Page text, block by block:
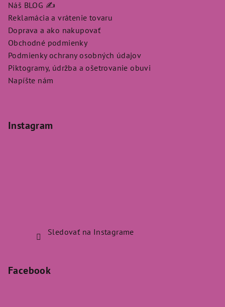
Náš BLOG ✍️
Reklamácia a vrátenie tovaru
Doprava a ako nakupovať
Obchodné podmienky
Podmienky ochrany osobných údajov
Piktogramy, údržba a ošetrovanie obuvi
Napíšte nám
Instagram
Sledovať na Instagrame
Facebook